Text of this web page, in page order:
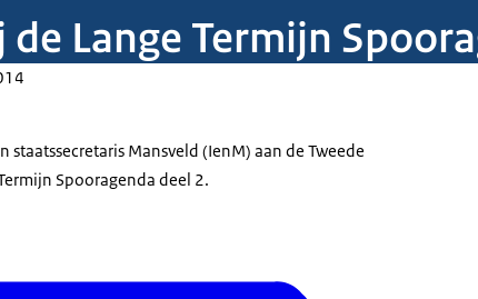
Lange Termijn
staatssecretaris Mansveld (IenM) aan de Tweede
Spooragenda deel 2.